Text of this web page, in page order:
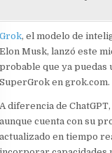
Grok, el modelo de
Elon Musk, lanzó este
probable que ya puedas
SuperGrok en grok.com.
A diferencia de
aunque cuenta con su
actualizado en tiempo